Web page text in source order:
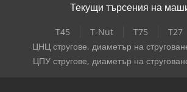
Текущи търсения на
T45 T-Nut T75 T27
ЦНЦ стругове, диаметър на
ЦПУ стругове, диаметър на